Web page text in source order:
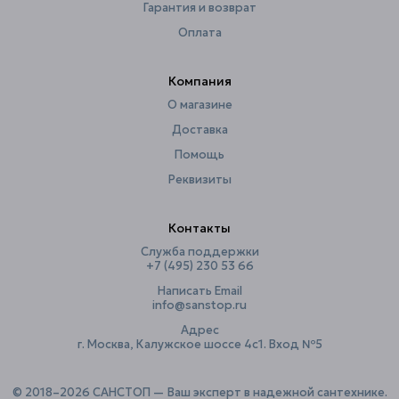
Гарантия и возврат
Оплата
Компания
О магазине
Доставка
Помощь
Реквизиты
Контакты
Служба поддержки
+7 (495) 230 53 66
Написать Email
info@sanstop.ru
Адрес
г. Москва, Калужское шоссе 4с1. Вход №5
© 2018–2026 САНСТОП — Ваш эксперт в надежной сантехнике.